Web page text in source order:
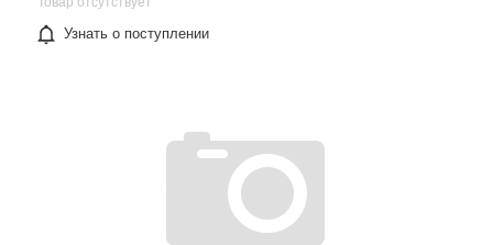
Узнать о поступлении